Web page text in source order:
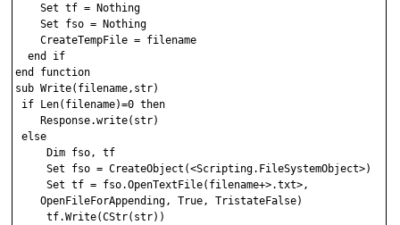
    Set tf = Nothing
    Set fso = Nothing
    CreateTempFile = filename
  end if
end function
sub Write(filename,str)
if Len(filename)=0 then
    Response.write(str)
else
     Dim fso, tf
     Set fso = CreateObject(<Scripting.FileSystemObject>)
     Set tf = fso.OpenTextFile(filename+>.txt>,
    OpenFileForAppending, True, TristateFalse)
     tf.Write(CStr(str))